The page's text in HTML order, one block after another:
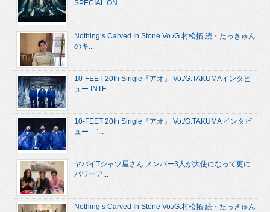
SPECIAL ON...
Nothing’s Carved In Stone Vo./G.村松拓 続・たっきゅん
のキ...
10-FEET 20th Single『アオ』 Vo./G.TAKUMAインタビ
ュー INTE...
10-FEET 20th Single『アオ』 Vo./G.TAKUMA インタビ
ュー “...
ヤバイTシャツ屋さん メンバー3人が大使になって更に
パワーア...
Nothing’s Carved In Stone Vo./G.村松拓 続・たっきゅん